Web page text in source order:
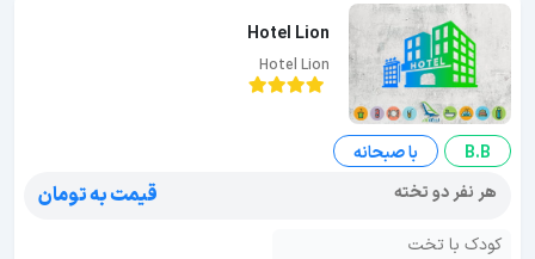
Hotel Lion
Hotel Lion
B.B
با صبحانه
هر نفر دو تخته
قیمت به تومان
کودک با تخت